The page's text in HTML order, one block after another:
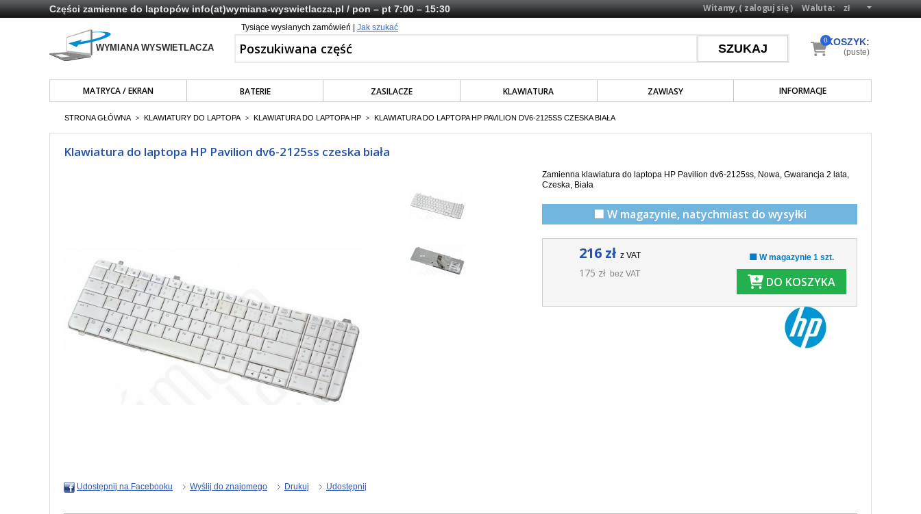
Części zamienne do laptopówinfo(at)wymiana-wyswietlacza.pl/ pon – pt 7:00 – 15:30 Waluta:
Witamy, (zaloguj się)
Tysiące wysłanych zamówień | Jak szukać
MATRYCA / EKRAN BATERIE ZASILACZE KLAWIATURA ZAWIASY INFORMACJE
KOSZYK:
0
(puste)
STRONA GŁÓWNA > KLAWIATURY DO LAPTOPA > KLAWIATURA DO LAPTOPA HP > KLAWIATURA DO LAPTOPA HP PAVILION DV6-2125SS CZESKA BIAŁA
Klawiatura do laptopa HP Pavilion dv6-2125ss czeska biała
Zamienna klawiatura do laptopa HP Pavilion dv6-2125ss, Nowa, Gwarancja 2 lata,
Czeska, Biała
🟩 W magazynie, natychmiast do wysyłki
216 zł z VAT
175 zł bez VAT
🟩 W magazynie 1 szt.
DO KOSZYKA
Udostępnij na Facebooku Wyślij do znajomego Drukuj Udostępnij